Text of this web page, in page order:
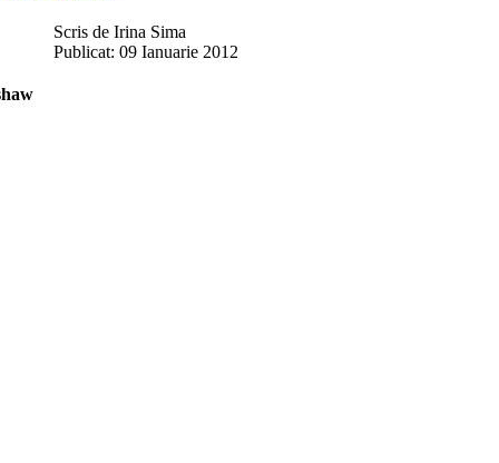
Scris de Irina Sima
Publicat: 09 Ianuarie 2012